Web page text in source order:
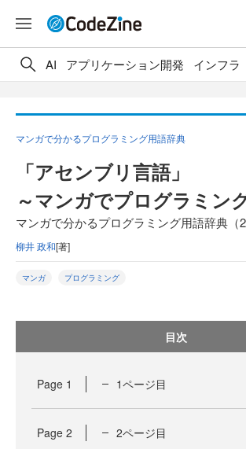
AI アプリケーション開発 インフラ
マンガで分かるプログラミング用語辞典
「アセンブリ言語」
～マンガでプログラミン
マンガで分かるプログラミング用語辞典（
柳井 政和[著]
マンガ プログラミング
目次
Page 1 1ページ目
Page 2 2ページ目